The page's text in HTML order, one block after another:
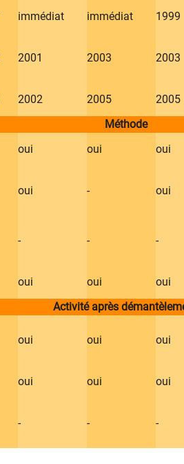
​immédiat immédiat ​1999
​2001 ​2003 ​2003
​2002 ​2005 ​2005
Méthode
​oui ​oui ​oui
​oui ​- ​oui
​- ​- ​-
​oui ​oui ​oui
Activité après
​oui ​oui ​oui
​oui ​oui ​oui
​- ​- ​-